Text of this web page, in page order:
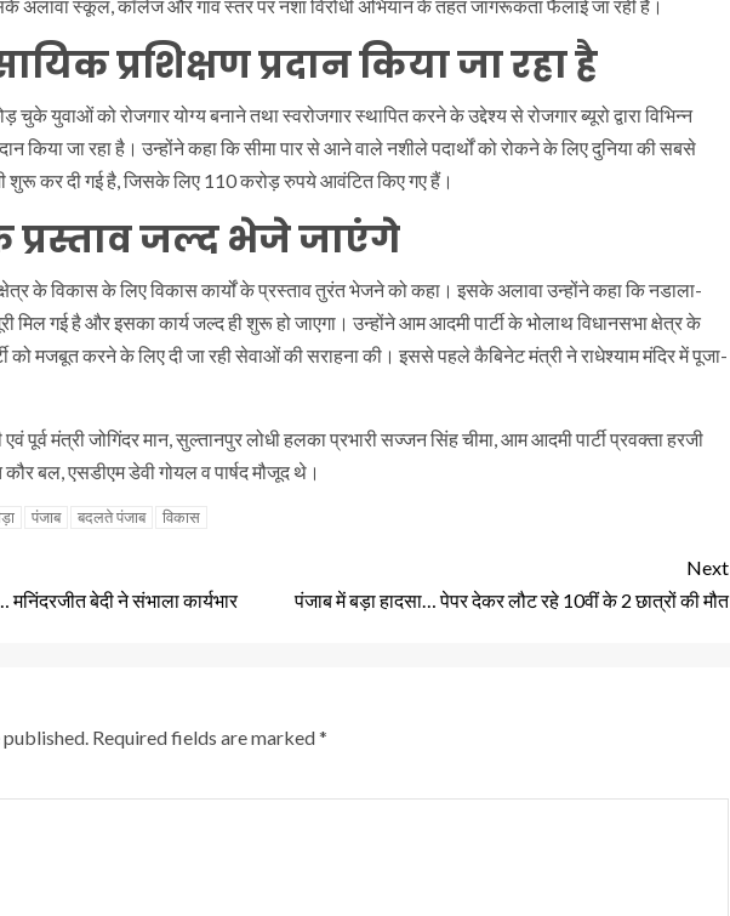
अलावा स्कूल, कॉलेज और गांव स्तर पर नशा विरोधी अभियान के तहत जागरूकता फैलाई जा रही है।
प्रशिक्षण प्रदान किया जा रहा है
चुके युवाओं को रोजगार योग्य बनाने तथा स्वरोजगार स्थापित करने के उद्देश्य से रोजगार ब्यूरो द्वारा विभिन्न
किया जा रहा है। उन्होंने कहा कि सीमा पार से आने वाले नशीले पदार्थों को रोकने के लिए दुनिया की सबसे
शुरू कर दी गई है, जिसके लिए 110 करोड़ रुपये आवंटित किए गए हैं।
प्रस्ताव जल्द भेजे जाएंगे
क्षेत्र के विकास के लिए विकास कार्यों के प्रस्ताव तुरंत भेजने को कहा। इसके अलावा उन्होंने कहा कि नडाला-
गई है और इसका कार्य जल्द ही शुरू हो जाएगा। उन्होंने आम आदमी पार्टी के भोलाथ विधानसभा क्षेत्र के
को मजबूत करने के लिए दी जा रही सेवाओं की सराहना की। इससे पहले कैबिनेट मंत्री ने राधेश्याम मंदिर में पूजा-
पूर्व मंत्री जोगिंदर मान, सुल्तानपुर लोधी हलका प्रभारी सज्जन सिंह चीमा, आम आदमी पार्टी प्रवक्ता हरजी
कौर बल, एसडीएम डेवी गोयल व पार्षद मौजूद थे।
पंजाब बदलते पंजाब विकास
बेदी ने संभाला कार्यभार
Next
पंजाब में बड़ा हादसा… पेपर देकर लौट रहे 10वीं के 2 छात्रों की मौत
Required fields are marked*